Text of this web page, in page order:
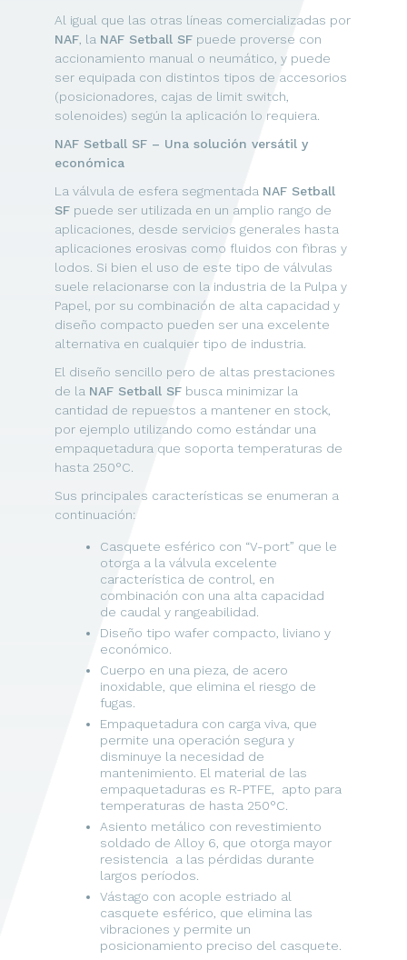
Al igual que las otras líneas comercializadas por
NAF, la NAF Setball SFpuede proverse con
accionamiento manual o neumático, y puede
ser equipada con distintos tipos de accesorios
(posicionadores, cajas de limit switch,
solenoides) según la aplicación lo requiera.
NAF Setball SF – Una solución versátil y
económica
La válvula de esfera segmentada NAF Setball
SFpuede ser utilizada en un amplio rango de
aplicaciones, desde servicios generales hasta
aplicaciones erosivas como fluidos con fibras y
lodos. Si bien el uso de este tipo de válvulas
suele relacionarse con la industria de la Pulpa y
Papel, por su combinación de alta capacidad y
diseño compacto pueden ser una excelente
alternativa en cualquier tipo de industria.
El diseño sencillo pero de altas prestaciones
de la NAF Setball SFbusca minimizar la
cantidad de repuestos a mantener en stock,
por ejemplo utilizando como estándar una
empaquetadura que soporta temperaturas de
hasta 250°C.
Sus principales características se enumeran a
continuación:
Casquete esférico con “V-port” que le
otorga a la válvula excelente
característica de control, en
combinación con una alta capacidad
de caudal y rangeabilidad.
Diseño tipo wafer compacto, liviano y
económico.
Cuerpo en una pieza, de acero
inoxidable, que elimina el riesgo de
fugas.
Empaquetadura con carga viva, que
permite una operación segura y
disminuye la necesidad de
mantenimiento. El material de las
empaquetaduras es R-PTFE, apto para
temperaturas de hasta 250°C.
Asiento metálico con revestimiento
soldado de Alloy 6, que otorga mayor
resistencia a las pérdidas durante
largos períodos.
Vástago con acople estriado al
casquete esférico, que elimina las
vibraciones y permite un
posicionamiento preciso del casquete.